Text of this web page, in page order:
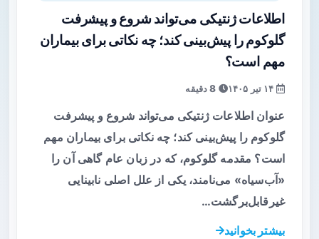
اطلاعات ژنتیکی می‌تواند شروع و پیشرفت
گلوکوم را پیش‌بینی کند؛ چه نکاتی برای بیماران
مهم است؟
عنوان اطلاعات ژنتیکی می‌تواند شروع و پیشرفت
گلوکوم را پیش‌بینی کند؛ چه نکاتی برای بیماران مهم
است؟ مقدمه گلوکوم، که در زبان عام گاهی آن را
«آب‌سیاه» می‌نامند، یکی از علل اصلی نابینایی
غیرقابل‌برگشت…
بیشتر بخوانید